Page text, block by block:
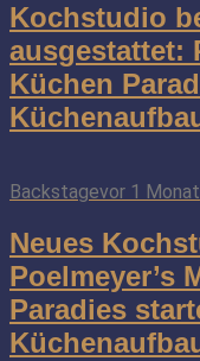
Kochstudio
ausgestattet:
Küchen
Backstagevor 1 Monat
Neues
Poelmeyer’s
Paradies